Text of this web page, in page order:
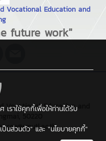
Vocational Education and
future work"
Vocational Education and
50220
เราใช้คุกกี้เพื่อให้ท่านได้รับ
ป็นส่วนตัว" และ "นโยบายคุกกี้"